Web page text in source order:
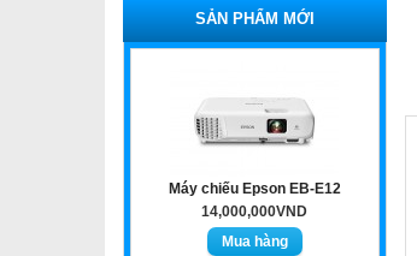
SẢN PHẨM MỚI
Máy chiếu Epson EB-E12
14,000,000VND